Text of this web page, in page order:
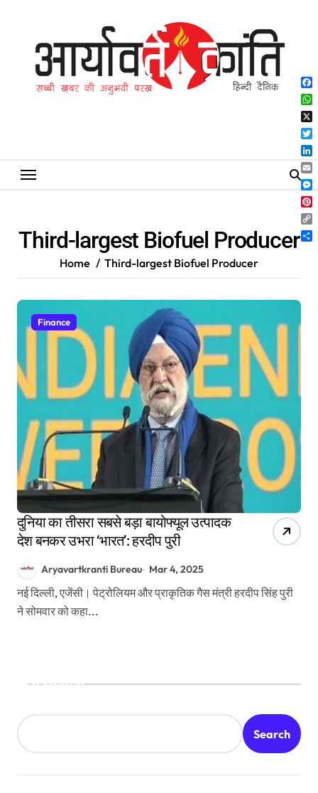
Third-largest Biofuel Producer
Home Third-largest Biofuel Producer
Finance
दुनिया का तीसरा सबसे बड़ा बायोफ्यूल उत्पादक
देश बनकर उभरा ‘भारत’: हरदीप पुरी
Aryavartkranti Bureau Mar 4, 2025
नई दिल्ली, एजेंसी। पेट्रोलियम और प्राकृतिक गैस मंत्री हरदीप सिंह पुरी
ने सोमवार को कहा...
Search
Search
X